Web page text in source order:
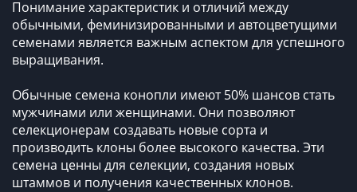
Понимание характеристик и отличий между
обычными, феминизированными и автоцветущими
семенами является важным аспектом для успешного
выращивания.
Обычные семена конопли имеют 50% шансов стать
мужчинами или женщинами. Они позволяют
селекционерам создавать новые сорта и
производить клоны более высокого качества. Эти
семена ценны для селекции, создания новых
штаммов и получения качественных клонов.